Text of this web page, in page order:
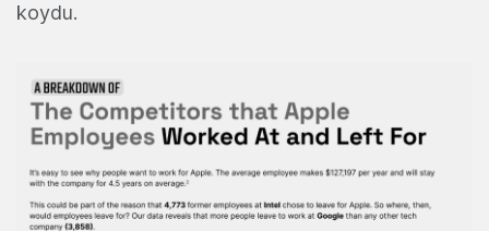
koydu.